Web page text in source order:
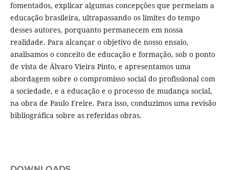
fomentados, explicar algumas concepções que permeiam a
educação brasileira, ultrapassando os limites do tempo
desses autores, porquanto permanecem em nossa
realidade. Para alcançar o objetivo de nosso ensaio,
analisamos o conceito de educação e formação, sob o ponto
de vista de Álvaro Vieira Pinto, e apresentamos uma
abordagem sobre o compromisso social do profissional com
a sociedade, e a educação e o processo de mudança social,
na obra de Paulo Freire. Para isso, conduzimos uma revisão
bibliográfica sobre as referidas obras.